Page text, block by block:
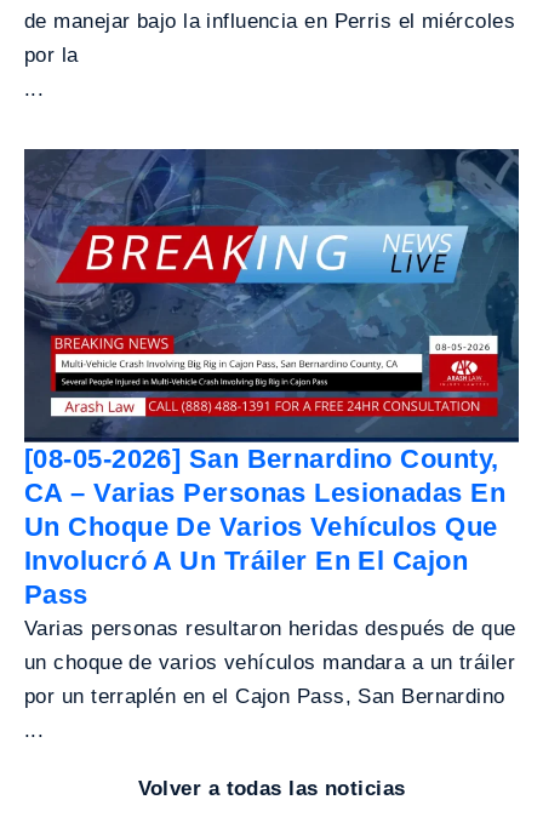
de manejar bajo la influencia en Perris el miércoles
por la
...
[08-05-2026] San Bernardino County,
CA – Varias Personas Lesionadas En
Un Choque De Varios Vehículos Que
Involucró A Un Tráiler En El Cajon
Pass
Varias personas resultaron heridas después de que
un choque de varios vehículos mandara a un tráiler
por un terraplén en el Cajon Pass, San Bernardino
...
Volver a todas las noticias